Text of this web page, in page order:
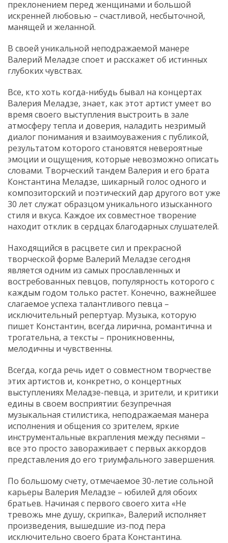
преклонением перед женщинами и большой
искренней любовью – счастливой, несбыточной,
манящей и желанной.
В своей уникальной неподражаемой манере
Валерий Меладзе споет и расскажет об истинных
глубоких чувствах.
Все, кто хоть когда-нибудь бывал на концертах
Валерия Меладзе, знает, как этот артист умеет во
время своего выступления выстроить в зале
атмосферу тепла и доверия, наладить незримый
диалог понимания и взаимоуважения с публикой,
результатом которого становятся невероятные
эмоции и ощущения, которые невозможно описать
словами. Творческий тандем Валерия и его брата
Константина Меладзе, шикарный голос одного и
композиторский и поэтический дар другого вот уже
30 лет служат образцом уникального изысканного
стиля и вкуса. Каждое их совместное творение
находит отклик в сердцах благодарных слушателей.
Находящийся в расцвете сил и прекрасной
творческой форме Валерий Меладзе сегодня
является одним из самых прославленных и
востребованных певцов, популярность которого с
каждым годом только растет. Конечно, важнейшее
слагаемое успеха талантливого певца –
исключительный репертуар. Музыка, которую
пишет Константин, всегда лирична, романтична и
трогательна, а тексты – проникновенны,
мелодичны и чувственны.
Всегда, когда речь идет о совместном творчестве
этих артистов и, конкретно, о концертных
выступлениях Меладзе-певца, и зрители, и критики
едины в своем восприятии: безупречная
музыкальная стилистика, неподражаемая манера
исполнения и общения со зрителем, яркие
инструментальные вкрапления между песнями –
все это просто завораживает с первых аккордов
представления до его триумфального завершения.
По большому счету, отмечаемое 30-летие сольной
карьеры Валерия Меладзе – юбилей для обоих
братьев. Начиная с первого своего хита «Не
тревожь мне душу, скрипка», Валерий исполняет
произведения, вышедшие из-под пера
исключительно своего брата Константина.